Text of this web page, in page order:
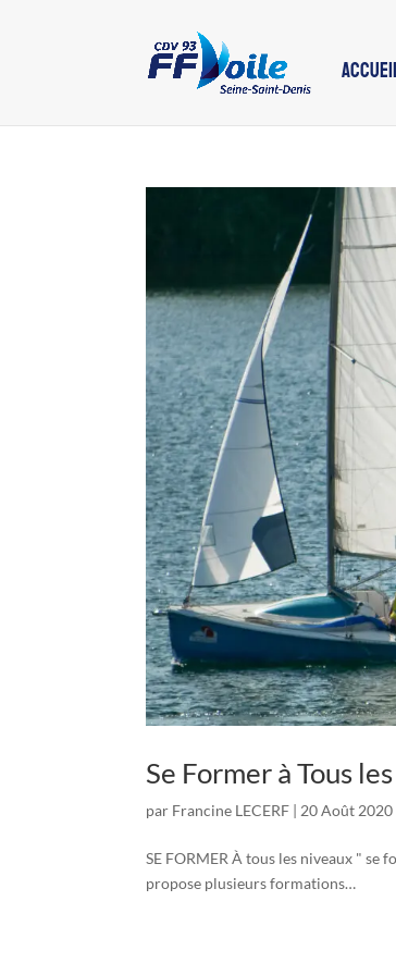
Se Former à Tous
par Francine LECERF | 20 Août 2020
SE FORMER À tous les niveaux " se
propose plusieurs formations… Le